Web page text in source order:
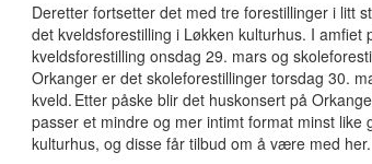
Deretter fortsetter det med tre forestillinger i litt
det kveldsforestilling i Løkken kulturhus. I
kveldsforestilling onsdag 29. mars og
Orkanger er det skoleforestillinger torsdag 30.
kveld. Etter påske blir det huskonsert på
passer et mindre og mer intimt format minst like
kulturhus, og disse får tilbud om å være med her.